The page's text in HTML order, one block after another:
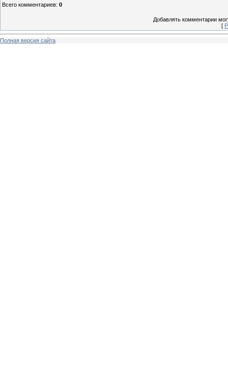
Всего комментариев: 0
Добавлять комментарии
[
Полная версия сайта